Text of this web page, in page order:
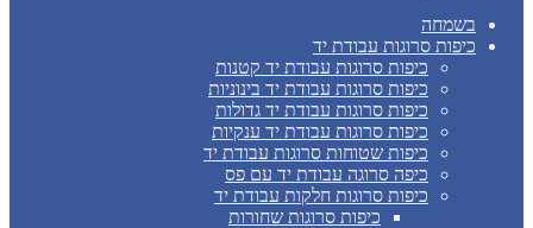
בשמחה
כיפות סרוגות עבודת יד
כיפות סרוגות עבודת יד קטנות
כיפות סרוגות עבודת יד בינוניות
כיפות סרוגות עבודת יד גדולות
כיפות סרוגות עבודת יד ענקיות
כיפות שטוחות סרוגות עבודת יד
כיפה סרוגה עבודת יד עם פס
כיפות סרוגות חלקות עבודת יד
כיפות סרוגות שחורות